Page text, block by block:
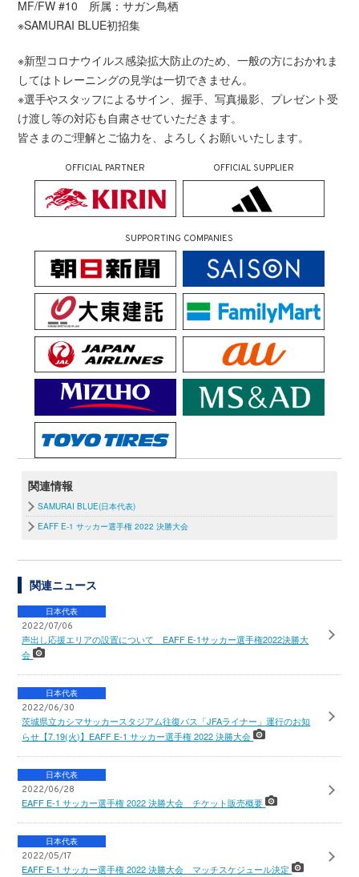
MF/FW #10 所属：サガン鳥栖
※SAMURAI BLUE初招集
※新型コロナウイルス感染拡大防止のため、一般の方におかれま
してはトレーニングの見学は一切できません。
※選手やスタッフによるサイン、握手、写真撮影、プレゼント受
け渡し等の対応も自粛させていただきます。
皆さまのご理解とご協力を、よろしくお願いいたします。
OFFICIAL PARTNER OFFICIAL SUPPLIER
SUPPORTING COMPANIES
関連情報
SAMURAI BLUE(日本代表)
EAFF E-1 サッカー選手権 2022 決勝大会
関連ニュース
日本代表
2022/07/06
声出し応援エリアの設置について EAFF E-1サッカー選手権2022決勝大
会
日本代表
2022/06/30
茨城県立カシマサッカースタジアム往復バス「JFAライナー」運行のお知
らせ【7.19(火)】EAFF E-1 サッカー選手権 2022 決勝大会
日本代表
2022/06/28
EAFF E-1 サッカー選手権 2022 決勝大会 チケット販売概要
日本代表
2022/05/17
EAFF E-1 サッカー選手権 2022 決勝大会 マッチスケジュール決定